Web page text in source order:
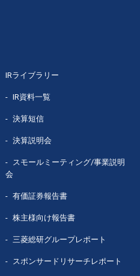
IRライブラリー
IR資料一覧
決算短信
決算説明会
スモールミーティング/事業説明
会
有価証券報告書
株主様向け報告書
三菱総研グループレポート
スポンサードリサーチレポート